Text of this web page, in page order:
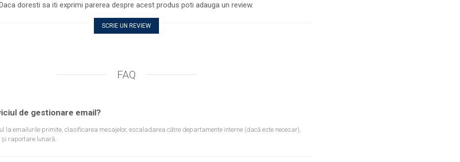
doresti sa iti exprimi parerea despre acest produs poti adauga un review.
SCRIE UN REVIEW
FAQ
de gestionare email?
la emailurile primite, clasificarea mesajelor, escaladarea către departamente interne (dacă este necesar),
raportare lunară.